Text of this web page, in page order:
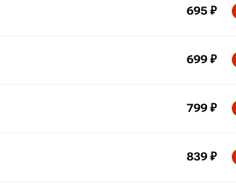
695 ₽
699 ₽
799 ₽
839 ₽